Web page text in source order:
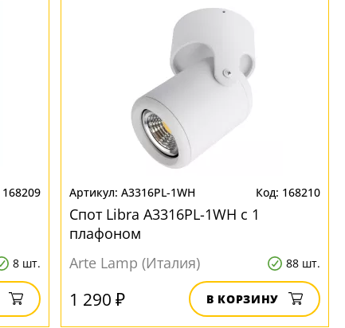
168209
8 шт.
A3316PL-1WH 168210
Спот Libra A3316PL-1WH с 1
плафоном
Arte Lamp (Италия)
88 шт.
1 290 ₽ В КОРЗИНУ